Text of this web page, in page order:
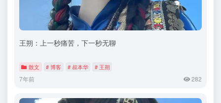
王朔：上一秒痛苦，下一秒无聊
散文 # 博客 # 叔本华 # 王朔
7年前 282